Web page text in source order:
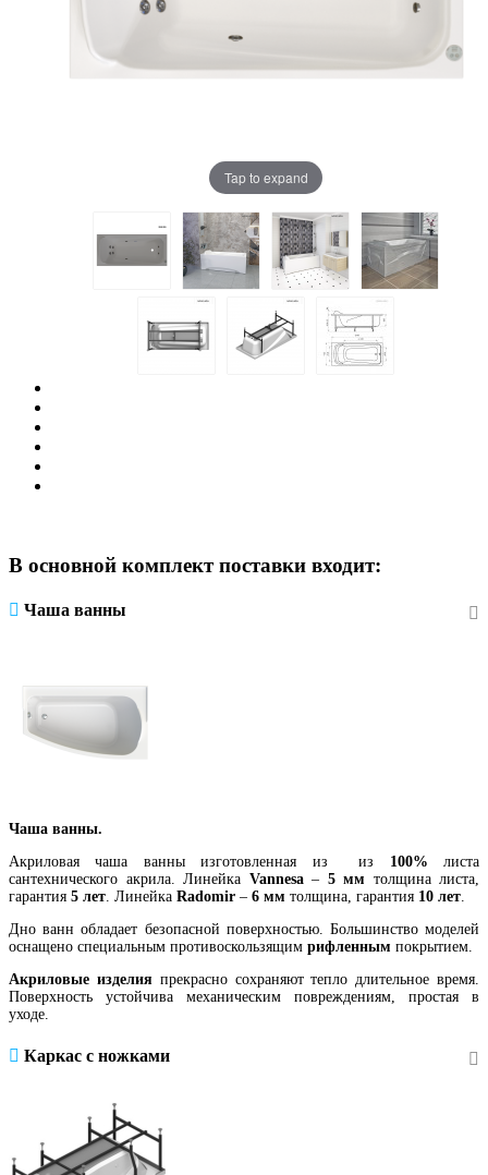
Tap to expand
В основной комплект поставки входит:
Чаша ванны
Чаша ванны.
Акриловая чаша ванны изготовленная из из 100% листа
сантехнического акрила. Линейка Vannesa – 5 мм толщина листа,
гарантия 5 лет . Линейка Radomir – 6 мм толщина, гарантия 10 лет
Дно ванн обладает безопасной поверхностью. Большинство моделей
оснащено специальным противоскользящим рифленным покрытием.
Акриловые изделияпрекрасно сохраняют тепло длительное время.
Поверхность устойчива механическим повреждениям, простая в
уходе.
Каркас с ножками